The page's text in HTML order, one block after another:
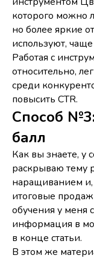
которого можно
но более яркие
используют,
Работая с
относительно,
среди
повысить CTR.
Способ
балл
Как вы знаете, у
раскрываю тему
наращиванием
итоговые
обучения у меня
информация в
в конце статьи.
В этом же